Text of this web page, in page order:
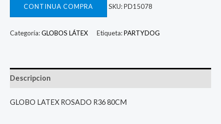
CONTINUA COMPRA SKU:PD15078
Categoría:GLOBOS LÁTEX Etiqueta:PARTYDOG
Descripcion
GLOBO LATEX ROSADO R36 80CM